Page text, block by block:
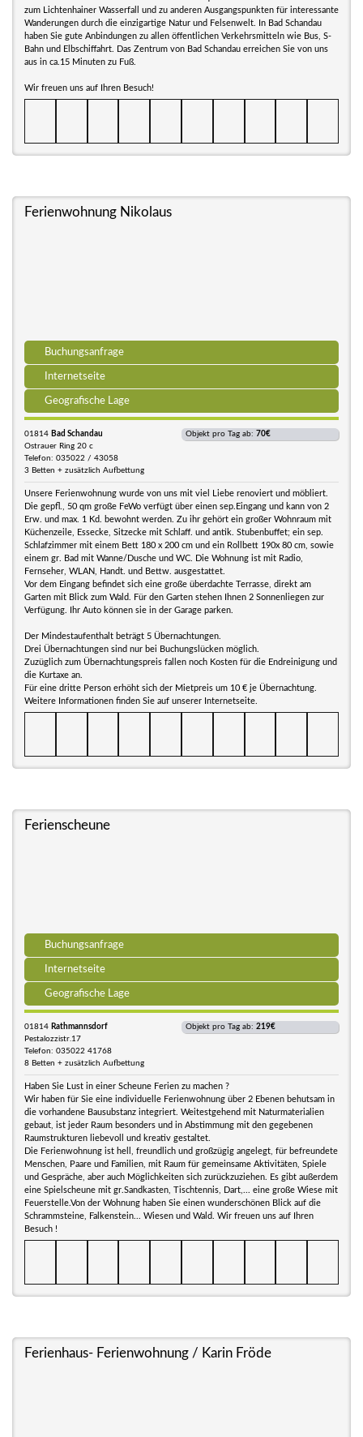
zum Lichtenhainer Wasserfall und zu anderen Ausgangspunkten für interessante
Wanderungen durch die einzigartige Natur und Felsenwelt. In Bad Schandau
haben Sie gute Anbindungen zu allen öffentlichen Verkehrsmitteln wie Bus, S-
Bahn und Elbschiffahrt. Das Zentrum von Bad Schandau erreichen Sie von uns
aus in ca.15 Minuten zu Fuß.
Wir freuen uns auf Ihren Besuch!
Ferienwohnung Nikolaus
Buchungsanfrage
Internetseite
Geografische Lage
01814 Bad Schandau
Ostrauer Ring 20 c
Telefon: 035022 / 43058
3 Betten + zusätzlich Aufbettung
Objekt pro Tag ab: 70€
Unsere Ferienwohnung wurde von uns mit viel Liebe renoviert und möbliert.
Die gepfl., 50 qm große FeWo verfügt über einen sep.Eingang und kann von 2
Erw. und max. 1 Kd. bewohnt werden. Zu ihr gehört ein großer Wohnraum mit
Küchenzeile, Essecke, Sitzecke mit Schlaff. und antik. Stubenbuffet; ein sep.
Schlafzimmer mit einem Bett 180 x 200 cm und ein Rollbett 190x 80 cm, sowie
einem gr. Bad mit Wanne/Dusche und WC. Die Wohnung ist mit Radio,
Fernseher, WLAN, Handt. und Bettw. ausgestattet.
Vor dem Eingang befindet sich eine große überdachte Terrasse, direkt am
Garten mit Blick zum Wald. Für den Garten stehen Ihnen 2 Sonnenliegen zur
Verfügung. Ihr Auto können sie in der Garage parken.
Der Mindestaufenthalt beträgt 5 Übernachtungen.
Drei Übernachtungen sind nur bei Buchungslücken möglich.
Zuzüglich zum Übernachtungspreis fallen noch Kosten für die Endreinigung und
die Kurtaxe an.
Für eine dritte Person erhöht sich der Mietpreis um 10 € je Übernachtung.
Weitere Informationen finden Sie auf unserer Internetseite.
Ferienscheune
Buchungsanfrage
Internetseite
Geografische Lage
01814 Rathmannsdorf
Pestalozzistr.17
Telefon: 035022 41768
8 Betten + zusätzlich Aufbettung
Objekt pro Tag ab: 219€
Haben Sie Lust in einer Scheune Ferien zu machen ?
Wir haben für Sie eine individuelle Ferienwohnung über 2 Ebenen behutsam in
die vorhandene Bausubstanz integriert. Weitestgehend mit Naturmaterialien
gebaut, ist jeder Raum besonders und in Abstimmung mit den gegebenen
Raumstrukturen liebevoll und kreativ gestaltet.
Die Ferienwohnung ist hell, freundlich und großzügig angelegt, für befreundete
Menschen, Paare und Familien, mit Raum für gemeinsame Aktivitäten, Spiele
und Gespräche, aber auch Möglichkeiten sich zurückzuziehen. Es gibt außerdem
eine Spielscheune mit gr.Sandkasten, Tischtennis, Dart,... eine große Wiese mit
Feuerstelle.Von der Wohnung haben Sie einen wunderschönen Blick auf die
Schrammsteine, Falkenstein... Wiesen und Wald. Wir freuen uns auf Ihren
Besuch !
Ferienhaus- Ferienwohnung / Karin Fröde